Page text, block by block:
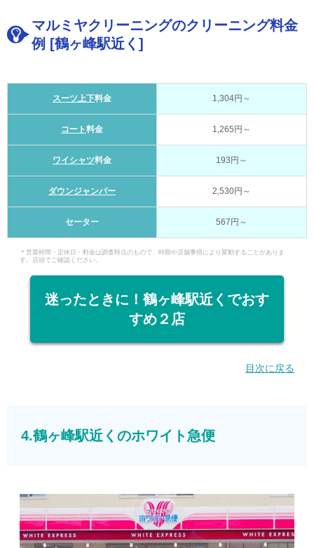
マルミヤクリーニングのクリーニング料金
例 [鶴ヶ峰駅近く]
スーツ上下料金 1,304円～
コート料金 1,265円～
ワイシャツ料金 193円～
ダウンジャンパー 2,530円～
セーター 567円～
＊営業時間・定休日・料金は調査時点のもので、時期や店舗事情により変動することがありま
す。店頭でご確認ください。
迷ったときに！鶴ヶ峰駅近くでおす
すめ２店
目次に戻る
4.鶴ヶ峰駅近くのホワイト急便